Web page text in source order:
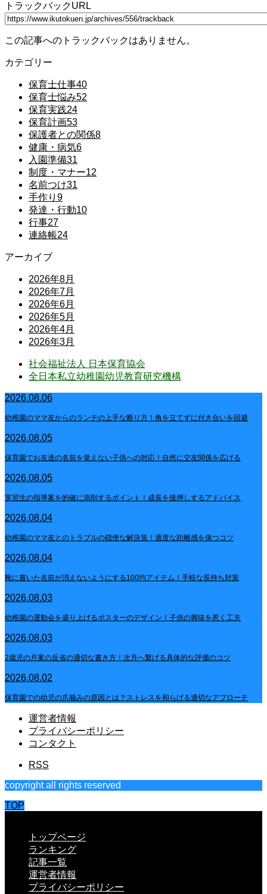
トラックバックURL
この記事へのトラックバックはありません。
カテゴリー
保育士仕事40
保育士悩み52
保育実践24
保育計画53
保護者との関係8
健康・病気6
入園準備31
制度・マナー12
名前つけ31
手作り 9
発達・行動10
行事27
連絡帳24
アーカイブ
2026年8月
2026年7月
2026年6月
2026年5月
2026年4月
2026年3月
社会福祉法人 日本保育協会
全日本私立幼稚園幼児教育研究機構
2026.08.06
幼稚園のママ友からのランチの上手な断り方！角を立てずに付き合いを回避
2026.08.05
保育園でお友達の名前を覚えない子供への対応！自然に交友関係を広げる
2026.08.05
実習生の指導案を的確に添削するポイント！成長を後押しするアドバイス
2026.08.04
幼稚園のママ友とのトラブルの穏便な解決策！適度な距離感を保つコツ
2026.08.04
靴に書いた名前が消えないようにする100均アイテム！手軽な長持ち対策
2026.08.03
幼稚園の運動会を盛り上げるポスターのデザイン！子供の興味を惹く工夫
2026.08.03
2歳児の月案の反省の適切な書き方！次月へ繋げる具体的な評価のコツ
2026.08.02
保育園での幼児の爪噛みの原因とは？ストレスを和らげる適切なアプローチ
運営者情報
プライバシーポリシー
コンタクト
RSS
copyright all rights reserved
TOP
トップページ
ランキング
記事一覧
運営者情報
プライバシーポリシー